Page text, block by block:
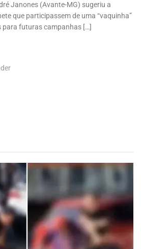
Janones (Avante-MG) sugeriu a
que participassem de uma “vaquinha”
para futuras campanhas […]